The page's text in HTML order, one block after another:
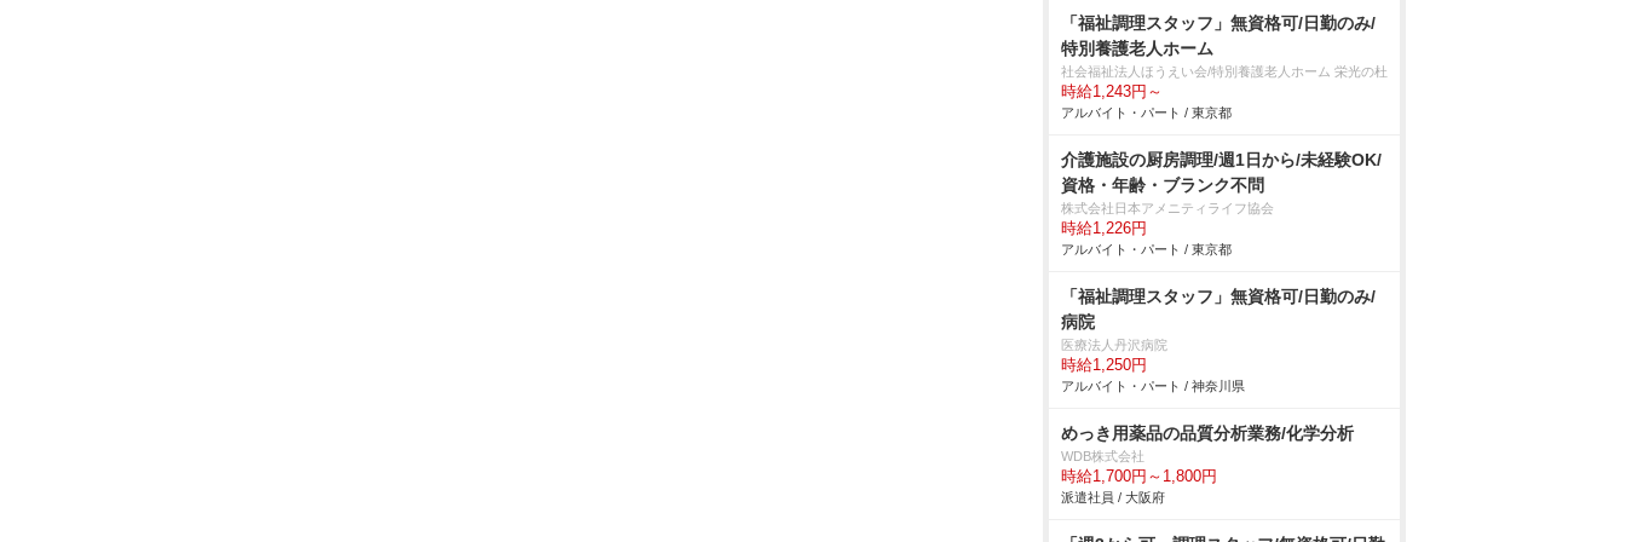
「福祉調理スタッフ」無資格可/日勤のみ/
特別養護老人ホーム
社会福祉法人ほうえい会/特別養護老人ホーム 栄光の杜
時給1,243円～
アルバイト・パート / 東京都
介護施設の厨房調理/週1日から/未経験OK/
資格・年齢・ブランク不問
株式会社日本アメニティライフ協会
時給1,226円
アルバイト・パート / 東京都
「福祉調理スタッフ」無資格可/日勤のみ/
病院
医療法人丹沢病院
時給1,250円
アルバイト・パート / 神奈川県
めっき用薬品の品質分析業務/化学分析
WDB株式会社
時給1,700円～1,800円
派遣社員 / 大阪府